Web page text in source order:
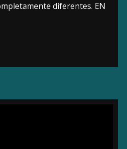
diferentes. EN